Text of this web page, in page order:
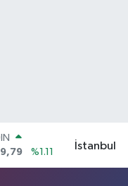
%0.18
İstanbul